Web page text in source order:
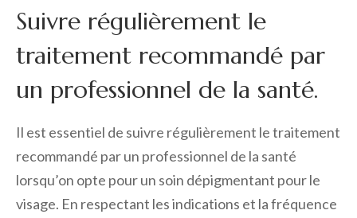
Suivre régulièrement le
traitement recommandé par
un professionnel de la santé.
Il est essentiel de suivre régulièrement le traitement
recommandé par un professionnel de la santé
lorsqu’on opte pour un soin dépigmentant pour le
visage. En respectant les indications et la fréquence